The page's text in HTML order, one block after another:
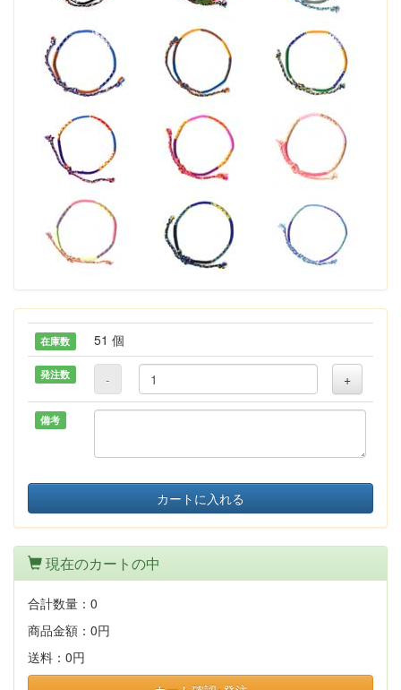
在庫数 51 個
発注数 - +
備考
カートに入れる
現在のカートの中
合計数量： 0
商品金額： 0円
送料： 0円